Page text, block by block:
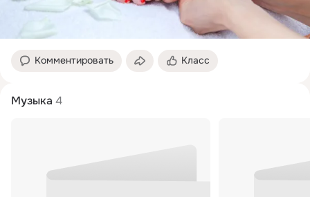
Комментировать Класс
Музыка 4